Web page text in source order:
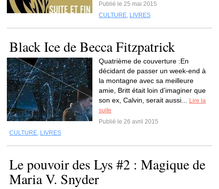
Publié le 25 mai 2015
CULTURE, LIVRES
Black Ice de Becca Fitzpatrick
Quatrième de couverture :En
décidant de passer un week-end à
la montagne avec sa meilleure
amie, Britt était loin d’imaginer que
son ex, Calvin, serait aussi...
Lire la
suite
Publié le 26 avril 2015
CULTURE, LIVRES
Le pouvoir des Lys #2 : Magique de
Maria V. Snyder